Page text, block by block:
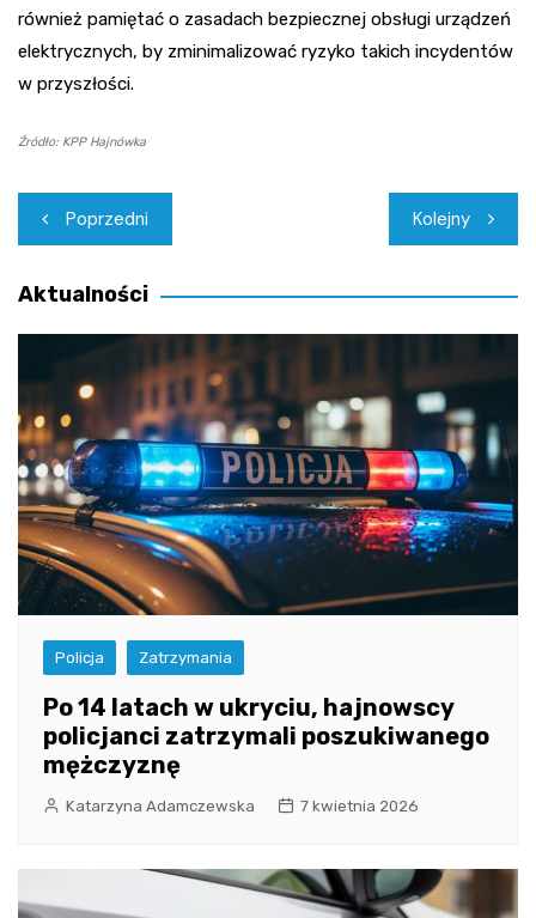
również pamiętać o zasadach bezpiecznej obsługi urządzeń
elektrycznych, by zminimalizować ryzyko takich incydentów
w przyszłości.
Źródło: KPP Hajnówka
Nawigacja
wpisu
Poprzedni Kolejny
Aktualności
Policja Zatrzymania
Po 14 latach w ukryciu, hajnowscy
policjanci zatrzymali poszukiwanego
mężczyznę
Katarzyna Adamczewska 7 kwietnia 2026